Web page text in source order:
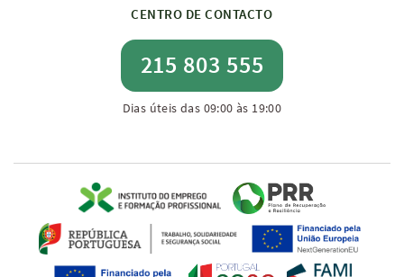
CENTRO DE CONTACTO
215 803 555
Dias úteis das 09:00 às 19:00